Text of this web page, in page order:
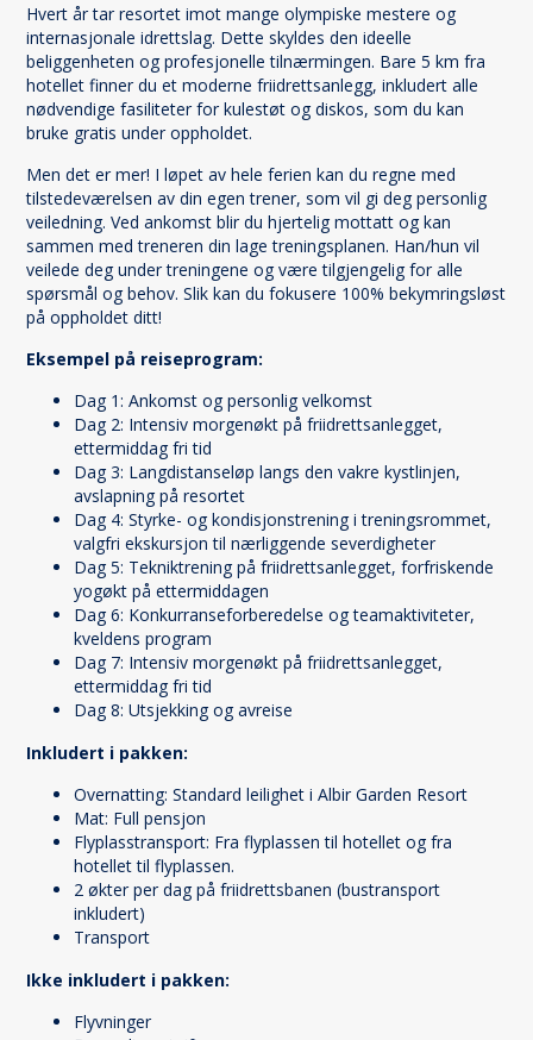
Hvert år tar resortet imot mange olympiske mestere og
internasjonale idrettslag. Dette skyldes den ideelle
beliggenheten og profesjonelle tilnærmingen. Bare 5 km fra
hotellet finner du et moderne friidrettsanlegg, inkludert alle
nødvendige fasiliteter for kulestøt og diskos, som du kan
bruke gratis under oppholdet.
Men det er mer! I løpet av hele ferien kan du regne med
tilstedeværelsen av din egen trener, som vil gi deg personlig
veiledning. Ved ankomst blir du hjertelig mottatt og kan
sammen med treneren din lage treningsplanen. Han/hun vil
veilede deg under treningene og være tilgjengelig for alle
spørsmål og behov. Slik kan du fokusere 100% bekymringsløst
på oppholdet ditt!
Eksempel på reiseprogram:
Dag 1: Ankomst og personlig velkomst
Dag 2: Intensiv morgenøkt på friidrettsanlegget,
ettermiddag fri tid
Dag 3: Langdistanseløp langs den vakre kystlinjen,
avslapning på resortet
Dag 4: Styrke- og kondisjonstrening i treningsrommet,
valgfri ekskursjon til nærliggende severdigheter
Dag 5: Tekniktrening på friidrettsanlegget, forfriskende
yogøkt på ettermiddagen
Dag 6: Konkurranseforberedelse og teamaktiviteter,
kveldens program
Dag 7: Intensiv morgenøkt på friidrettsanlegget,
ettermiddag fri tid
Dag 8: Utsjekking og avreise
Inkludert i pakken:
Overnatting: Standard leilighet i Albir Garden Resort
Mat: Full pensjon
Flyplasstransport: Fra flyplassen til hotellet og fra
hotellet til flyplassen.
2 økter per dag på friidrettsbanen (bustransport
inkludert)
Transport
Ikke inkludert i pakken:
Flyvninger